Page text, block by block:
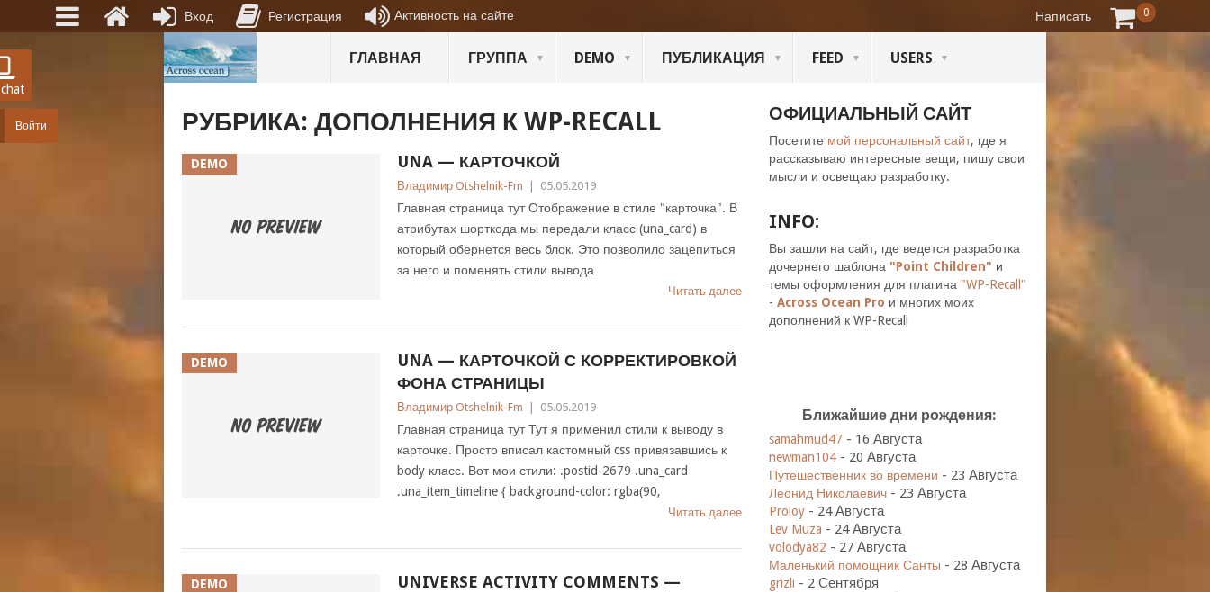
Войти
ГЛАВНАЯ ГРУППА DEMO ПУБЛИКАЦИЯ FEED USERS
РУБРИКА: ДОПОЛНЕНИЯ К WP-RECALL
DEMO UNA — КАРТОЧКОЙ
Владимир Otshelnik-Fm 05.05.2019
Главная страница тут Отображение в стиле "карточка". В
атрибутах шорткода мы передали класс (una_card) в
который обернется весь блок. Это позволило зацепиться
за него и поменять стили вывода
Читать далее
DEMO
UNA — КАРТОЧКОЙ С КОРРЕКТИРОВКОЙ
ФОНА СТРАНИЦЫ
Владимир Otshelnik-Fm 05.05.2019
Главная страница тут Тут я применил стили к выводу в
карточке. Просто вписал кастомный css привязавшись к
body класс. Вот мои стили: .postid-2679 .una_card
.una_item_timeline { background-color: rgba(90,
Читать далее
DEMO
UNIVERSE ACTIVITY COMMENTS —
ОФИЦИАЛЬНЫЙ САЙТ
Посетите мой персональный сайт, где я
рассказываю интересные вещи, пишу свои
мысли и освещаю разработку.
INFO:
Вы зашли на сайт, где ведется разработка
дочернего шаблона "Point Children" и
темы оформления для плагина "WP-Recall"
-Across Ocean Pro и многих моих
дополнений к WP-Recall
Ближайшие дни рождения:
samahmud47 - 16 Августа
newman104 - 20 Августа
Путешественник во времени - 23 Августа
Леонид Николаевич - 23 Августа
Proloy - 24 Августа
Lev Muza - 24 Августа
volodya82 - 27 Августа
Маленький помощник Санты - 28 Августа
grizli - 2 Сентября
Вход Регистрация Активность на сайте Написать 0